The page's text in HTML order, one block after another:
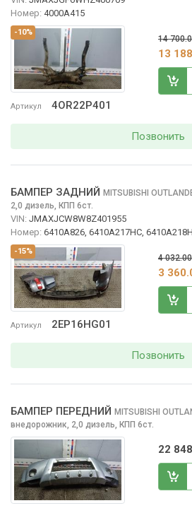
-10%
Артикул 4OR22P401
Номер: 4000A415
14
13
Позвонить
-15%
Артикул 2EP16HG01
БАМПЕР ЗАДНИЙ MITSUBISHI
2,0 дизель, КПП 6ст.
VIN: JMAXJCW8W8Z401955
Номер: 6410A826, 6410A217HC,
4
3
Позвонить
БАМПЕР ПЕРЕДНИЙ MITSUBISHI
внедорожник, 2,0 дизель, КПП 6ст.
22